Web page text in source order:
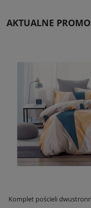
AKTUALNE
Komplet pościeli